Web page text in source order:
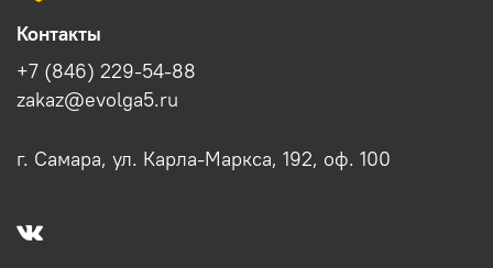
Контакты
+7 (846) 229-54-88
zakaz@evolga5.ru
г. Самара, ул. Карла-Маркса, 192, оф. 100